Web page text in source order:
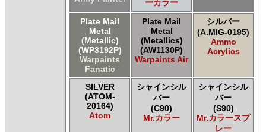
ーカラー
Plate Mail
Metal
(Metallic)
(WP3192P)
Warpaints
Fanatic
Plate Mail
Metal
(Metallics)
(AW1130P)
Warpaints Air
シルバー
(A.MIG-0195)
Ammo
Acrylics
SILVER
(ATOM-
20164)
Atom
シャインシル
バー
(C90)
Mr.カラー
シャインシル
バー
(S90)
Mr.カラースプ
レー